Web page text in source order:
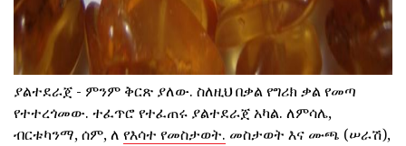
ያልተደራጀ - ምንም ቅርጽ ያለው. ስለዚህ በቃል የግሪክ ቃል የመጣ
የተተረጎመው. ተፈጥሮ የተፈጠሩ ያልተደራጀ አካል. ለምሳሌ,
ብርቱካንማ, ሰም, ለ የእሳተ የመስታወት. መስታወት እና ሙጫ (ሠራሽ),